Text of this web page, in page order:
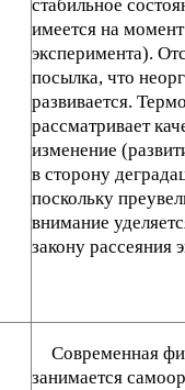
стабильное
имеется на
эксперимента).
посылка, что
развивается.
рассматривает
изменение
в сторону
поскольку
внимание
закону рассеяния
Современная
занимается